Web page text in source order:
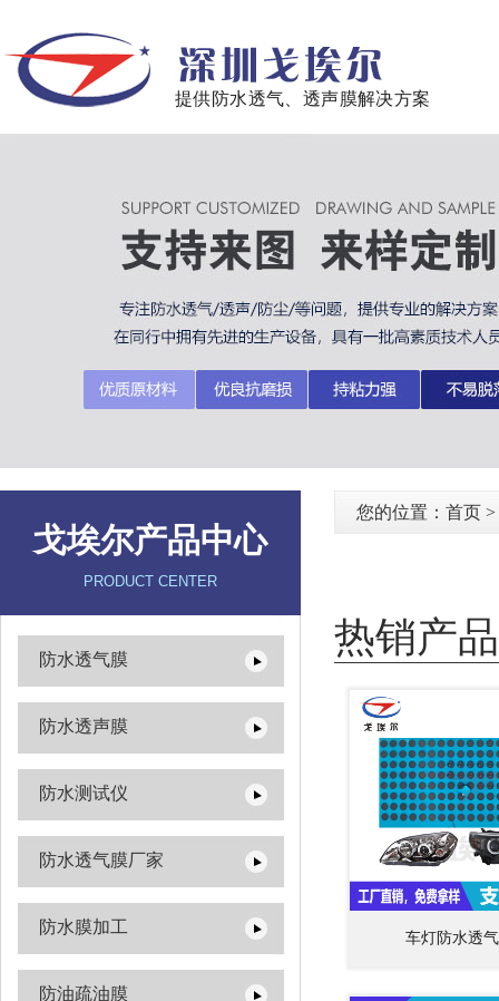
提供防水透气、透声膜解决方案
戈埃尔产品中心
PRODUCT CENTER
防水透气膜
防水透声膜
防水测试仪
防水透气膜厂家
防水膜加工
防油疏油膜
您的位置： 首页 >
热销产
车灯防水透